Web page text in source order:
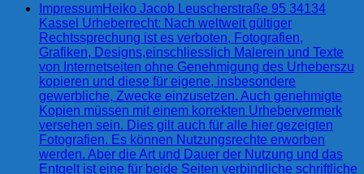
ImpressumHeiko Jacob Leuscherstraße 95 34134
Kassel Urheberrecht: Nach weltweit gültiger
Rechtssprechung ist es verboten, Fotografien,
Grafiken, Designs,einschliesslich Malerein und Texte
von Internetseiten ohne Genehmigung des Urheberszu
kopieren und diese für eigene, insbesondere
gewerbliche, Zwecke einzusetzen. Auch genehmigte
Kopien müssen mit einem korrekten Urhebervermerk
versehen sein. Dies gilt auch für alle hier gezeigten
Fotografien. Es können Nutzungsrechte erworben
werden. Aber die Art und Dauer der Nutzung und das
Entgelt ist eine für beide Seiten verbindliche schriftliche